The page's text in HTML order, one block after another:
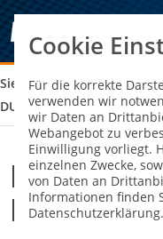
Sie sind hier: MSC
DURMERSHEIM
MSC
Durmersheim
Cookie
Für die korrekte
verwenden wir
wir Daten an
Webangebot zu
Einwilligung vorliegt.
einzelnen Zwecke,
von Daten an
Informationen finden
Datenschutzerklärung.